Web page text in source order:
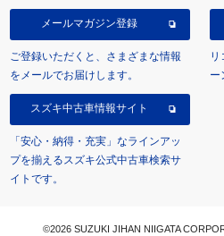
メールマガジン登録
ご登録いただくと、さまざまな情報
をメールでお届けします。
リ
ー
スズキ中古車情報サイト
「安心・納得・充実」なラインアッ
プを揃えるスズキ公式中古車検索サ
イトです。
©2026 SUZUKI JIHAN NIIGATA